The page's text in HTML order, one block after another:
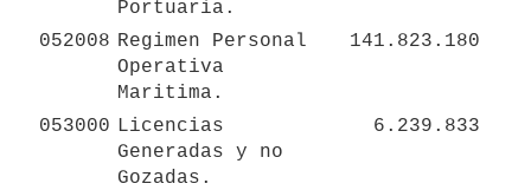
Portuaria.
052008 Regimen Personal
Operativa
Maritima.
141.823.180
053000 Licencias
Generadas y no
Gozadas.
6.239.833